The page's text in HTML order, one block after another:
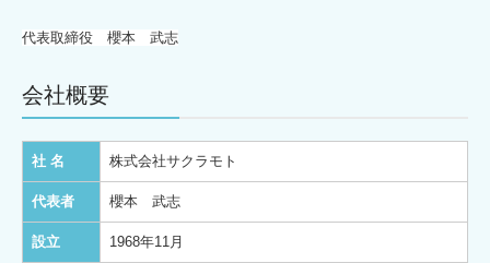
代表取締役 櫻本 武志
会社概要
社 名 株式会社サクラモト
代表者 櫻本 武志
設立 1968年11月